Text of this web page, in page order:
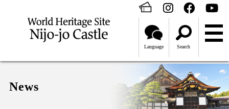
Language Search
News